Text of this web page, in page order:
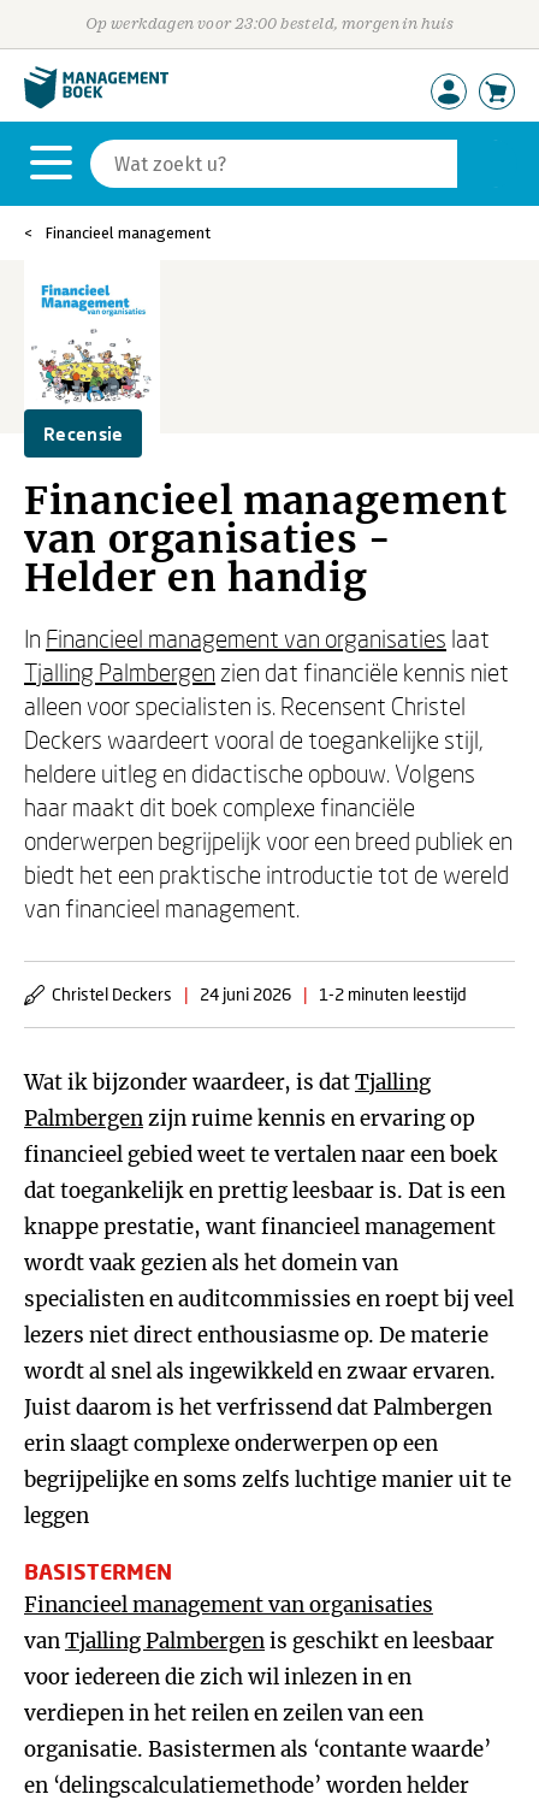
Op werkdagen voor 23:00 besteld, morgen in huis
Financieel management
Recensie
Financieel management
van organisaties -
Helder en handig
In Financieel management van organisaties laat
Tjalling Palmbergen zien dat financiële kennis niet
alleen voor specialisten is. Recensent Christel
Deckers waardeert vooral de toegankelijke stijl,
heldere uitleg en didactische opbouw. Volgens
haar maakt dit boek complexe financiële
onderwerpen begrijpelijk voor een breed publiek en
biedt het een praktische introductie tot de wereld
van financieel management.
Christel Deckers | 24 juni 2026 | 1-2 minuten leestijd
Wat ik bijzonder waardeer, is datTjalling
Palmbergenzijn ruime kennis en ervaring op
financieel gebied weet te vertalen naar een boek
dat toegankelijk en prettig leesbaar is. Dat is een
knappe prestatie, want financieel management
wordt vaak gezien als het domein van
specialisten en auditcommissies en roept bij veel
lezers niet direct enthousiasme op. De materie
wordt al snel als ingewikkeld en zwaar ervaren.
Juist daarom is het verfrissend dat Palmbergen
erin slaagt complexe onderwerpen op een
begrijpelijke en soms zelfs luchtige manier uit te
leggen
BASISTERMEN
Financieel management van organisaties
vanTjalling Palmbergenis geschikt en leesbaar
voor iedereen die zich wil inlezen in en
verdiepen in het reilen en zeilen van een
organisatie. Basistermen als ‘contante waarde’
en ‘delingscalculatiemethode’ worden helder